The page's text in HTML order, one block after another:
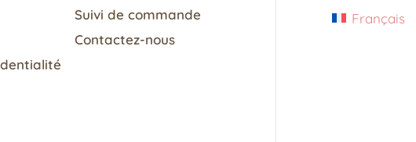
Suivi de commande
Contactez-nous
Français